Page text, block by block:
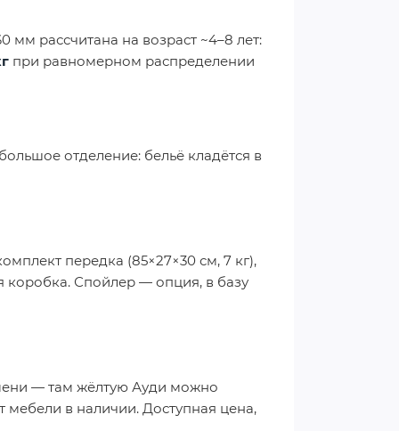
мм рассчитана на возраст ~4–8 лет:
при равномерном распределении
отделение: бельё кладётся в
передка (85×27×30 см, 7 кг),
коробка. Спойлер — опция, в базу
— там жёлтую Ауди можно
мебели в наличии. Доступная цена,